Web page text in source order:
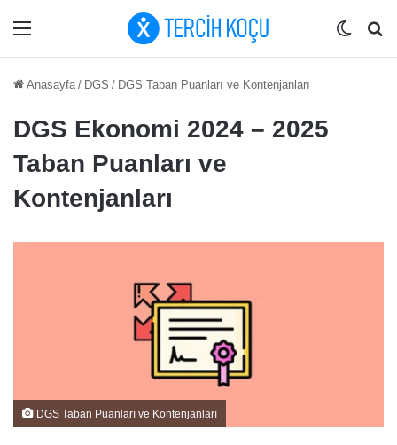
Menü Dış
Anasayfa / DGS / DGS Taban Puanları ve Kontenjanları
DGS Ekonomi 2024 – 2025
Taban Puanları ve
Kontenjanları
DGS Taban Puanları ve Kontenjanları